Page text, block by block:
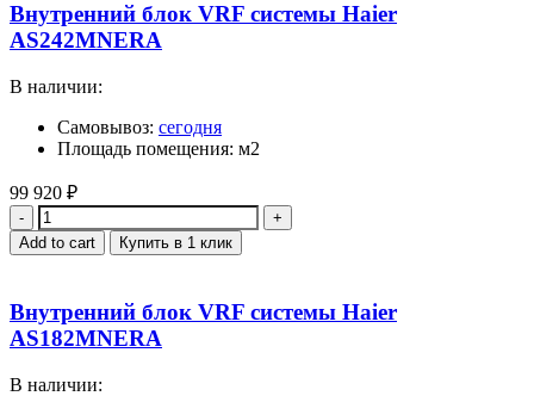
Внутренний блок VRF системы Haier
AS242MNERA
В наличии:
Самовывоз: сегодня
Площадь помещения: м2
99 920 ₽
Quantity
Add to cart Купить в 1 клик
Внутренний блок VRF системы Haier
AS182MNERA
В наличии: